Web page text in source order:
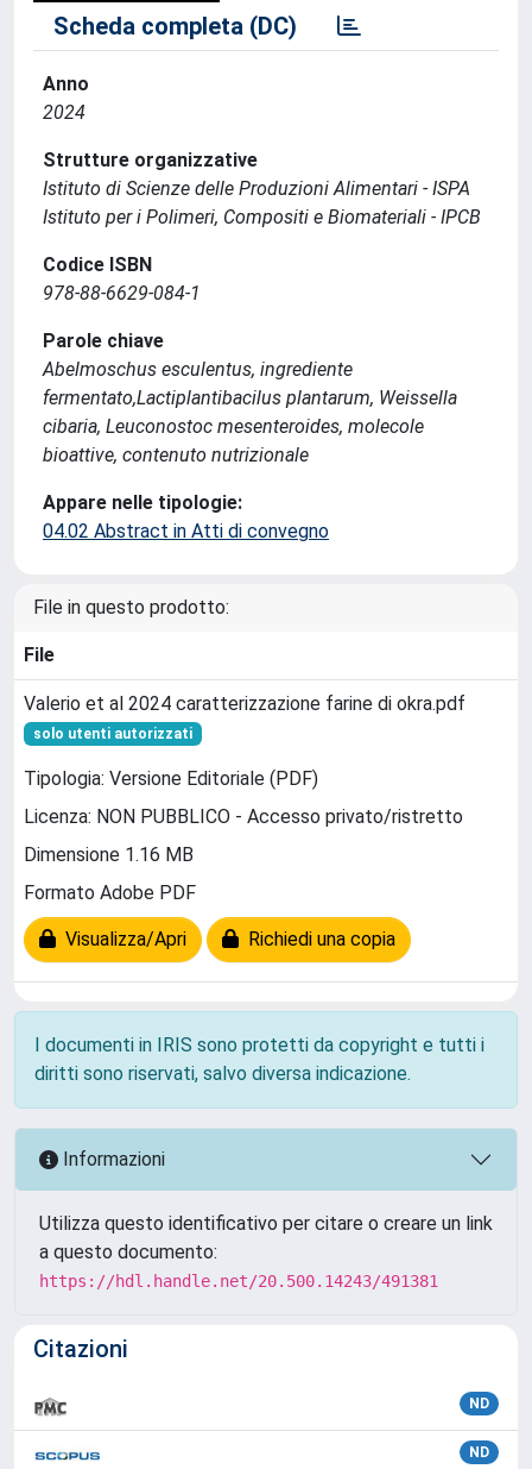
Scheda completa (DC)
Anno
2024
Strutture organizzative
Istituto di Scienze delle Produzioni Alimentari - ISPA
Istituto per i Polimeri, Compositi e Biomateriali - IPCB
Codice ISBN
978-88-6629-084-1
Parole chiave
Abelmoschus esculentus, ingrediente
fermentato,Lactiplantibacilus plantarum, Weissella
cibaria, Leuconostoc mesenteroides, molecole
bioattive, contenuto nutrizionale
Appare nelle tipologie:
04.02 Abstract in Atti di convegno
File in questo prodotto:
File
Valerio et al 2024 caratterizzazione farine di okra.pdf
solo utenti autorizzati
Tipologia: Versione Editoriale (PDF)
Licenza: NON PUBBLICO - Accesso privato/ristretto
Dimensione 1.16 MB
Formato Adobe PDF
Visualizza/Apri Richiedi una copia
I documenti in IRIS sono protetti da copyright e tutti i
diritti sono riservati, salvo diversa indicazione.
Informazioni
Utilizza questo identificativo per citare o creare un link
a questo documento:
https://hdl.handle.net/20.500.14243/491381
Citazioni
ND
ND